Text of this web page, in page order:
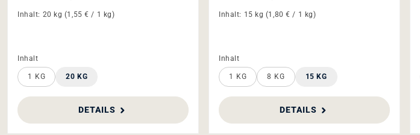
Inhalt: 20 kg (1,55 € / 1 kg)
Inhaltauswählen
1 KG 20 KG
DETAILS
Inhalt: 15 kg (1,80 € / 1 kg)
Inhaltauswählen
1 KG 8 KG 15 KG
DETAILS